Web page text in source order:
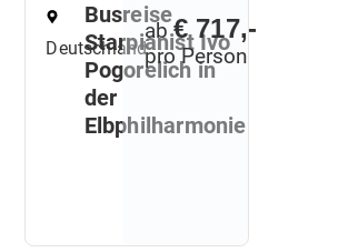
Deutschland
Busreise
Starpianist Ivo
Pogorelich in
der
Elbphilharmonie
ab€ 717,-
pro Person